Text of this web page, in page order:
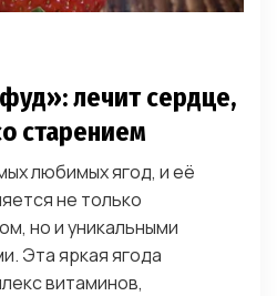
лечит сердце,
старением
любимых ягод, и её
не только
но и уникальными
Эта яркая ягода
витаминов,